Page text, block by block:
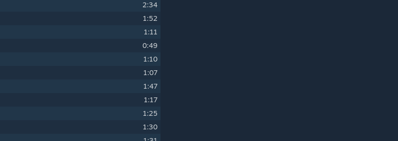
2:34
1:52
1:11
0:49
1:10
1:07
1:47
1:17
1:25
1:30